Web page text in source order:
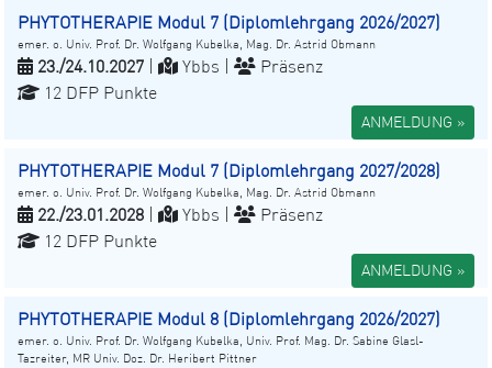
PHYTOTHERAPIE Modul 7 (Diplomlehrgang 2026/2027)
emer. o. Univ. Prof. Dr. Wolfgang Kubelka, Mag. Dr. Astrid Obmann
23./24.10.2027 Ybbs |
Präsenz
12 DFP Punkte
ANMELDUNG »
PHYTOTHERAPIE Modul 7 (Diplomlehrgang 2027/2028)
emer. o. Univ. Prof. Dr. Wolfgang Kubelka, Mag. Dr. Astrid Obmann
22./23.01.2028 Ybbs |
Präsenz
12 DFP Punkte
ANMELDUNG »
PHYTOTHERAPIE Modul 8 (Diplomlehrgang 2026/2027)
emer. o. Univ. Prof. Dr. Wolfgang Kubelka, Univ. Prof. Mag. Dr. Sabine Glasl-
Tazreiter, MR Univ. Doz. Dr. Heribert Pittner